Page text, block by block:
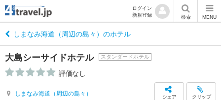
ログイン
新規登録
検索 MENU
しまなみ海道（周辺の島々）のホテル
大島シーサイドホテル スタンダードホテル
評価なし
しまなみ海道（周辺の島々） シェア クリップ